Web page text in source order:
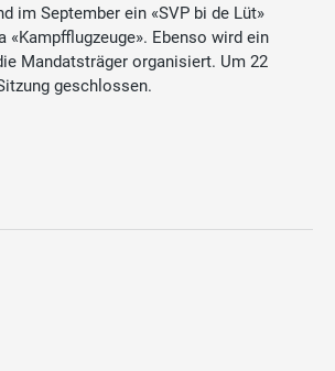
im September ein «SVP bi de Lüt»
«Kampfflugzeuge». Ebenso wird ein
Mandatsträger organisiert. Um 22
geschlossen.